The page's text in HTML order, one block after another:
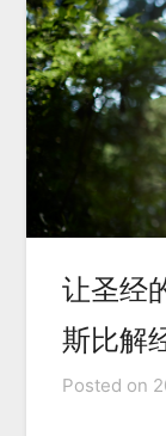
让圣经
斯比解
Posted on